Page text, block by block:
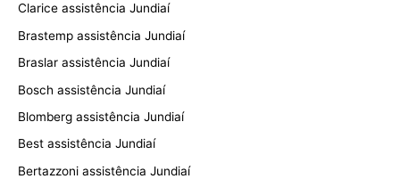
Clarice assistência Jundiaí
Brastemp assistência Jundiaí
Braslar assistência Jundiaí
Bosch assistência Jundiaí
Blomberg assistência Jundiaí
Best assistência Jundiaí
Bertazzoni assistência Jundiaí